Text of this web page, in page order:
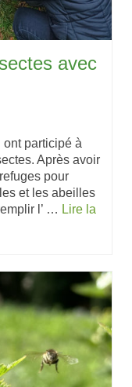
avec
ont participé à
Après avoir
pour
et les abeilles
l’ … Lire la